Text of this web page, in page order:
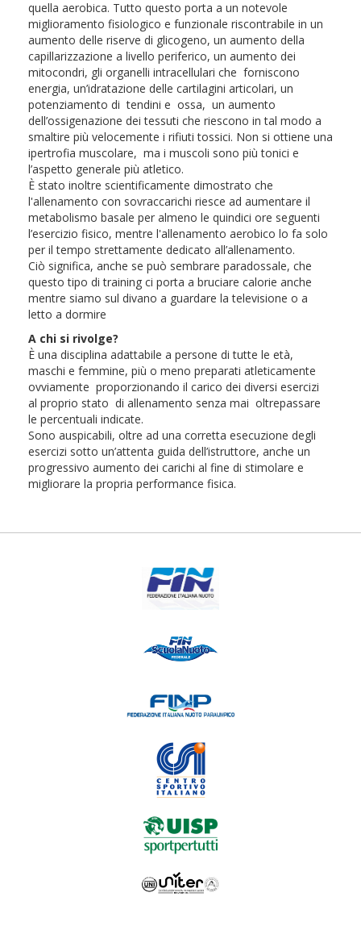
quella aerobica. Tutto questo porta a un notevole
miglioramento fisiologico e funzionale riscontrabile in un
aumento delle riserve di glicogeno, un aumento della
capillarizzazione a livello periferico, un aumento dei
mitocondri, gli organelli intracellulari che forniscono
energia, un’idratazione delle cartilagini articolari, un
potenziamento di tendini e ossa, un aumento
dell’ossigenazione dei tessuti che riescono in tal modo a
smaltire più velocemente i rifiuti tossici. Non si ottiene una
ipertrofia muscolare, ma i muscoli sono più tonici e
l’aspetto generale più atletico.
È stato inoltre scientificamente dimostrato che
l'allenamento con sovraccarichi riesce ad aumentare il
metabolismo basale per almeno le quindici ore seguenti
l’esercizio fisico, mentre l'allenamento aerobico lo fa solo
per il tempo strettamente dedicato all’allenamento.
Ciò significa, anche se può sembrare paradossale, che
questo tipo di training ci porta a bruciare calorie anche
mentre siamo sul divano a guardare la televisione o a
letto a dormire
A chi si rivolge?
È una disciplina adattabile a persone di tutte le età,
maschi e femmine, più o meno preparati atleticamente
ovviamente proporzionando il carico dei diversi esercizi
al proprio stato di allenamento senza mai oltrepassare
le percentuali indicate.
Sono auspicabili, oltre ad una corretta esecuzione degli
esercizi sotto un’attenta guida dell’istruttore, anche un
progressivo aumento dei carichi al fine di stimolare e
migliorare la propria performance fisica.